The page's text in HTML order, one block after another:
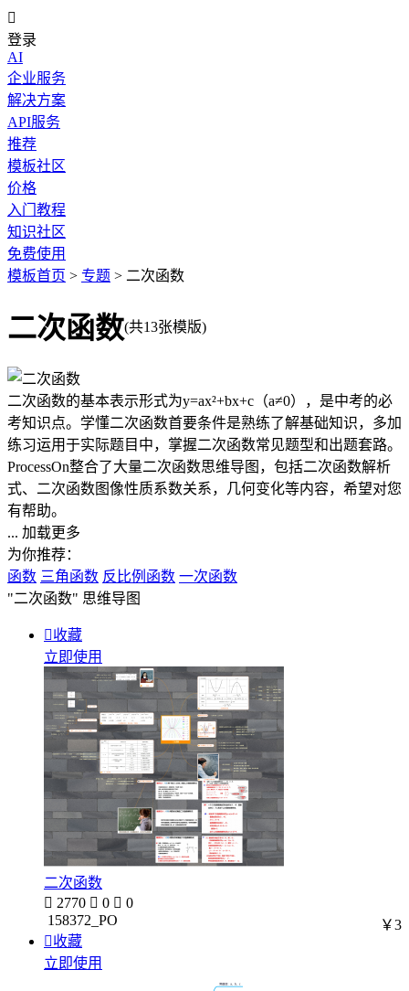

登录
AI
企业服务
解决方案
API服务
推荐
模板社区
价格
入门教程
知识社区
免费使用
模板首页 > 专题 > 二次函数
二次函数(共13张模版)
二次函数的基本表示形式为y=ax²+bx+c（a≠0），是中考的必
考知识点。学懂二次函数首要条件是熟练了解基础知识，多加
练习运用于实际题目中，掌握二次函数常见题型和出题套路。
ProcessOn整合了大量二次函数思维导图，包括二次函数解析
式、二次函数图像性质系数关系，几何变化等内容，希望对您
有帮助。
... 加载更多
为你推荐：
函数 三角函数 反比例函数 一次函数
"二次函数" 思维导图
收藏
立即使用
二次函数
 2770  0  0
158372_PO
￥3
收藏
立即使用